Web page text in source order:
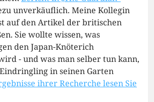
unverkäuflich. Meine Kollegin
auf den Artikel der britischen
Sie wollte wissen, was
den Japan-Knöterich
- und was man selber tun kann,
in seinen Garten
ihrer Recherche lesen Sie